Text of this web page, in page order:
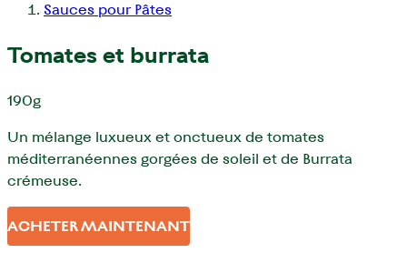
Sauces pour Pâtes
Tomates et burrata
190g
Un mélange luxueux et onctueux de tomates
méditerranéennes gorgées de soleil et de Burrata
crémeuse.
ACHETER MAINTENANT